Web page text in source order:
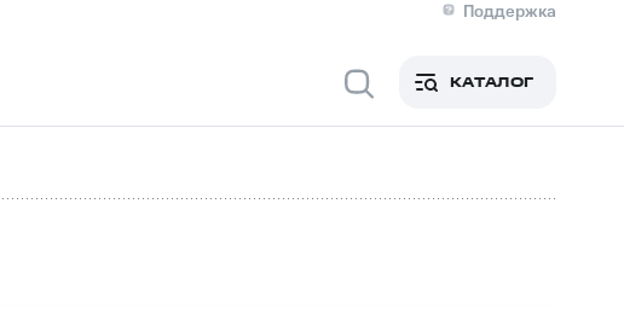
Поддержка
Медиа-центр
КонтактыНовости в регионе
Контроль и аудитРынок акций
КАТАЛОГ